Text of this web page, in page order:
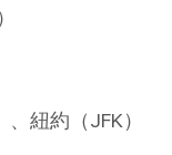
紐約（JFK）